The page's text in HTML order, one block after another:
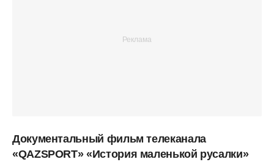
Документальный фильм телеканала
«QAZSPORT» «История маленькой русалки»